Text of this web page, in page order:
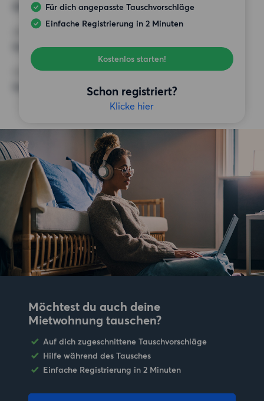
Für dich angepasste Tauschvorschläge
Einfache Registrierung in 2 Minuten
Kostenlos starten!
Schon registriert?
Klicke hier
850 EUR
Keine besonderen Anforderungen
SONSTIGE PRÄFERENZEN
Keine bestimmten Präferenzen
Möchtest du auch deine
Mietwohnung tauschen?
Auf dich zugeschnittene Tauschvorschläge
Hilfe während des Tausches
Einfache Registrierung in 2 Minuten